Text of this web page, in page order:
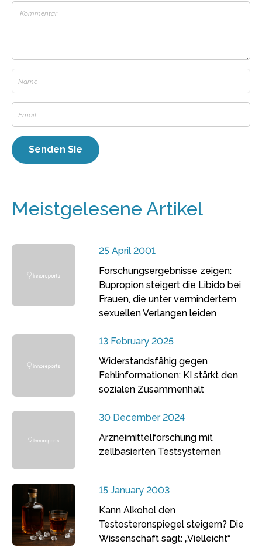
Meistgelesene Artikel
25 April 2001
Forschungsergebnisse zeigen:
Bupropion steigert die Libido bei
Frauen, die unter vermindertem
sexuellen Verlangen leiden
13 February 2025
Widerstandsfähig gegen
Fehlinformationen: KI stärkt den
sozialen Zusammenhalt
30 December 2024
Arzneimittelforschung mit
zellbasierten Testsystemen
15 January 2003
Kann Alkohol den
Testosteronspiegel steigern? Die
Wissenschaft sagt: „Vielleicht“